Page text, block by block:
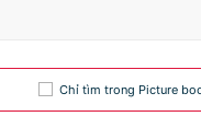
Chỉ tìm trong Picture